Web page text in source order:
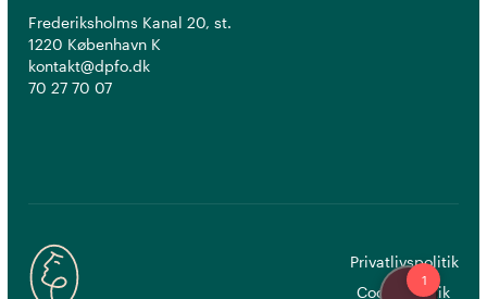
Frederiksholms Kanal 20, st.
1220 København K
kontakt@dpfo.dk
70 27 70 07
Privatlivspolitik
Cookiepolitik